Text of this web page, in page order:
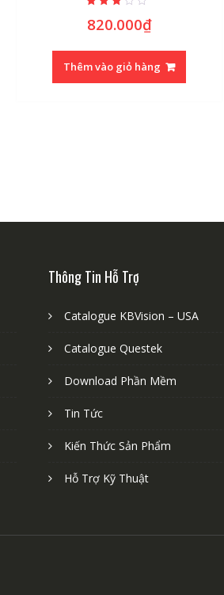
xếp
hạng
5 sao
820.000₫
Thêm vào giỏ hàng
Thông Tin Hỗ Trợ
Catalogue KBVision – USA
Catalogue Questek
Download Phần Mềm
Tin Tức
Kiến Thức Sản Phẩm
Hỗ Trợ Kỹ Thuật